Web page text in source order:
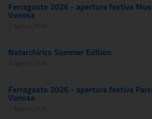
Ferragosto 2026 - apertura festiva
Venosa
7 Agosto 2026
Notarchirico Summer Edition
7 Agosto 2026
Ferragosto 2026 - apertura festiva
Venosa
7 Agosto 2026